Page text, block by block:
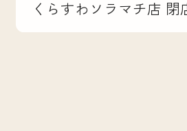
くらすわソラマチ店 閉